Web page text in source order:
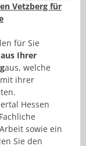
Vetzberg für
für Sie
Ihrer
aus, welche
ihrer
Hessen
sowie ein
Sie den